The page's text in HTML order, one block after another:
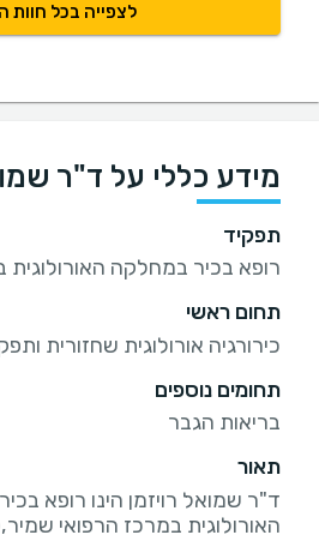
לצפייה בכל חוות
מידע כללי על ד"ר
תפקיד
רופא בכיר במחלקה האורולוגית
תחום ראשי
כירורגיה אורולוגית שחזורית
תחומים נוספים
בריאות הגבר
תאור
ד"ר שמואל רויזמן הינו רופא
האורולוגית במרכז הרפואי